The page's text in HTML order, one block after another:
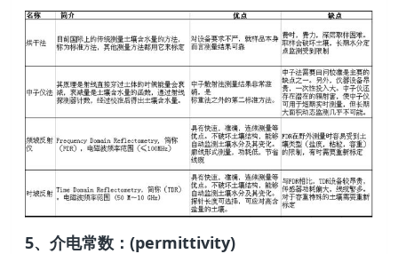
5、介电常数：(permittivity)